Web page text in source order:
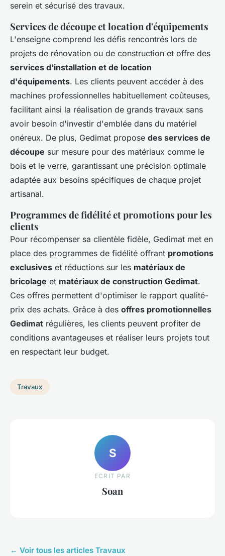
serein et sécurisé des travaux.
Services de découpe et location d'équipements
L'enseigne comprend les défis rencontrés lors de
projets de rénovation ou de construction et offre des
services d'installation et de location
d'équipements. Les clients peuvent accéder à des
machines professionnelles habituellement coûteuses,
facilitant ainsi la réalisation de grands travaux sans
avoir besoin d'investir d'emblée dans du matériel
onéreux. De plus, Gedimat propose des services de
découpe sur mesure pour des matériaux comme le
bois et le verre, garantissant une précision optimale
adaptée aux besoins spécifiques de chaque projet
artisanal.
Programmes de fidélité et promotions pour les
clients
Pour récompenser sa clientèle fidèle, Gedimat met en
place des programmes de fidélité offrant promotions
exclusives et réductions sur les matériaux de
bricolage et matériaux de construction Gedimat.
Ces offres permettent d'optimiser le rapport qualité-
prix des achats. Grâce à des offres promotionnelles
Gedimat régulières, les clients peuvent profiter de
conditions avantageuses et réaliser leurs projets tout
en respectant leur budget.
Travaux
S
ECRIT PAR
Soan
← Voir tous les articles Travaux